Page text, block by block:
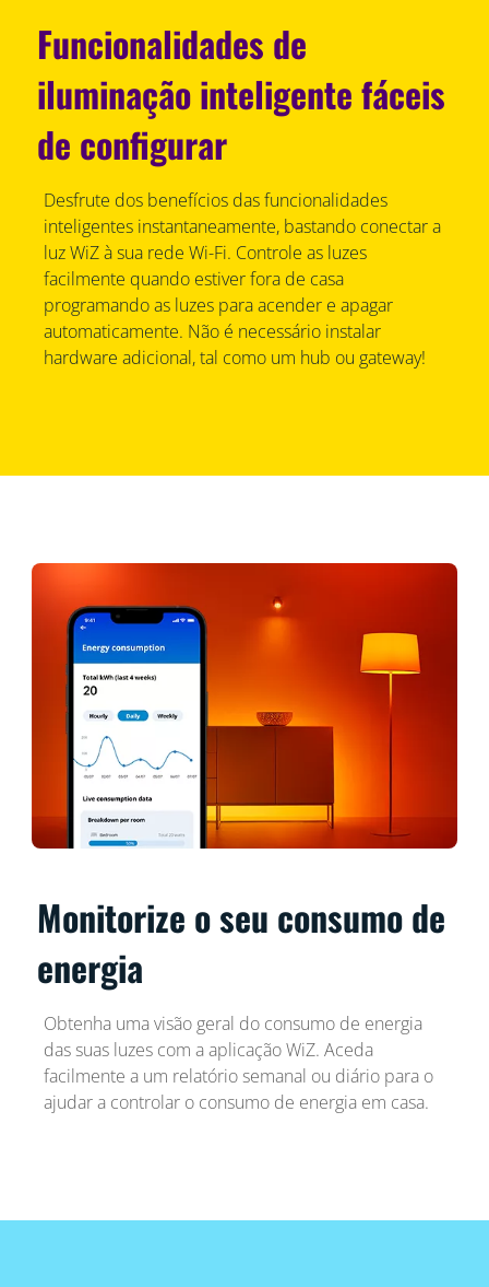
Funcionalidades de
iluminação inteligente fáceis
de configurar
Desfrute dos benefícios das funcionalidades
inteligentes instantaneamente, bastando conectar a
luz WiZ à sua rede Wi-Fi. Controle as luzes
facilmente quando estiver fora de casa
programando as luzes para acender e apagar
automaticamente. Não é necessário instalar
hardware adicional, tal como um hub ou gateway!
Monitorize o seu consumo de
energia
Obtenha uma visão geral do consumo de energia
das suas luzes com a aplicação WiZ. Aceda
facilmente a um relatório semanal ou diário para o
ajudar a controlar o consumo de energia em casa.